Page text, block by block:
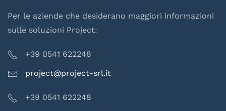
Per le aziende che desiderano maggiori informazioni
sulle soluzioni Project:
+39 0541 622248
project@project-srl.it
+39 0541 622248